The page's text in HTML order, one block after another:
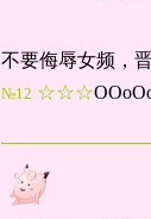
不要侮辱女频，
№12 ☆☆☆